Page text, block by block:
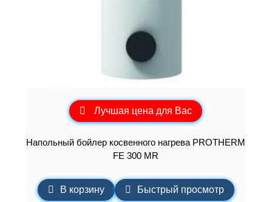
Лучшая цена для Вас
Напольный бойлер косвенного нагрева PROTHERM
FE 300 MR
В корзину Быстрый просмотр